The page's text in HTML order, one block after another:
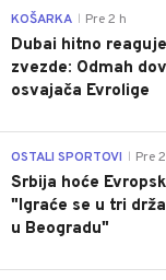
KOŠARKA Pre 2 h
Dubai hitno
zvezde: Odmah
osvajača Evrolige
OSTALI SPORTOVI Pre
Srbija hoće
"Igraće se u tri
u Beogradu"